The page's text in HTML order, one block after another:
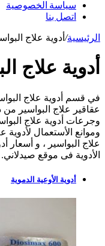
سياسة الخصوصية
اتصل بنا
الرئيسية/ أدوية علاج
أدوية علاج
في قسم أدوية علاج
عقاقير علاج البواسير من
وجرعات أدوية علاج
وموانع الأستعمال لأدوية
علاج البواسير ، و أسعار
الأدوية فى موقع صيدلاني.
أدوية الأوعية الدموية